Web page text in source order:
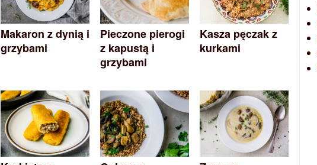
Makaron z dynią i
grzybami
Pieczone pierogi
z kapustą i
grzybami
Kasza pęczak z
kurkami